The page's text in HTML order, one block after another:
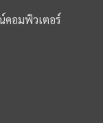
คอมพิวเตอร์